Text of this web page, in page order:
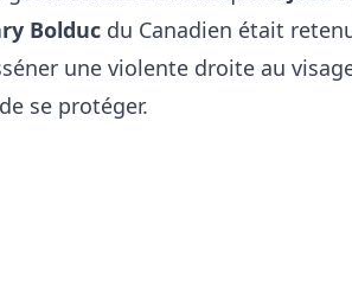
Bolduc du Canadien était
une violente droite au
se protéger.